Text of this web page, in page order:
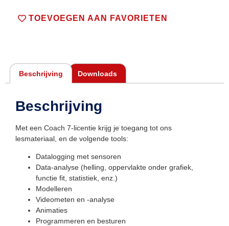
TOEVOEGEN AAN FAVORIETEN
Beschrijving Downloads
Beschrijving
Met een Coach 7-licentie krijg je toegang tot ons
lesmateriaal, en de volgende tools:
Datalogging met sensoren
Data-analyse (helling, oppervlakte onder grafiek,
functie fit, statistiek, enz.)
Modelleren
Videometen en -analyse
Animaties
Programmeren en besturen